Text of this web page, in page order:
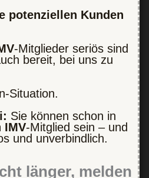
potenziellen Kunden
-Mitglieder seriös sind
bereit, bei uns zu
Situation.
Sie können schon in
IMV-Mitglied sein – und
und unverbindlich.
länger, melden